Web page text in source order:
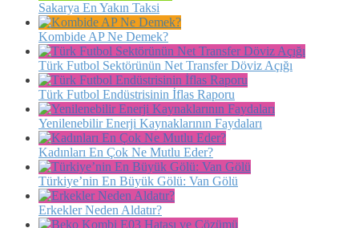
Sakarya En Yakın Taksi
Kombide AP Ne Demek?
Türk Futbol Sektörünün Net Transfer Döviz Açığı
Türk Futbol Endüstrisinin İflas Raporu
Yenilenebilir Enerji Kaynaklarının Faydaları
Kadınları En Çok Ne Mutlu Eder?
Türkiye’nin En Büyük Gölü: Van Gölü
Erkekler Neden Aldatır?